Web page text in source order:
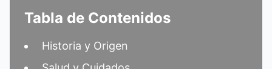
Tabla de Contenidos
Historia y Origen